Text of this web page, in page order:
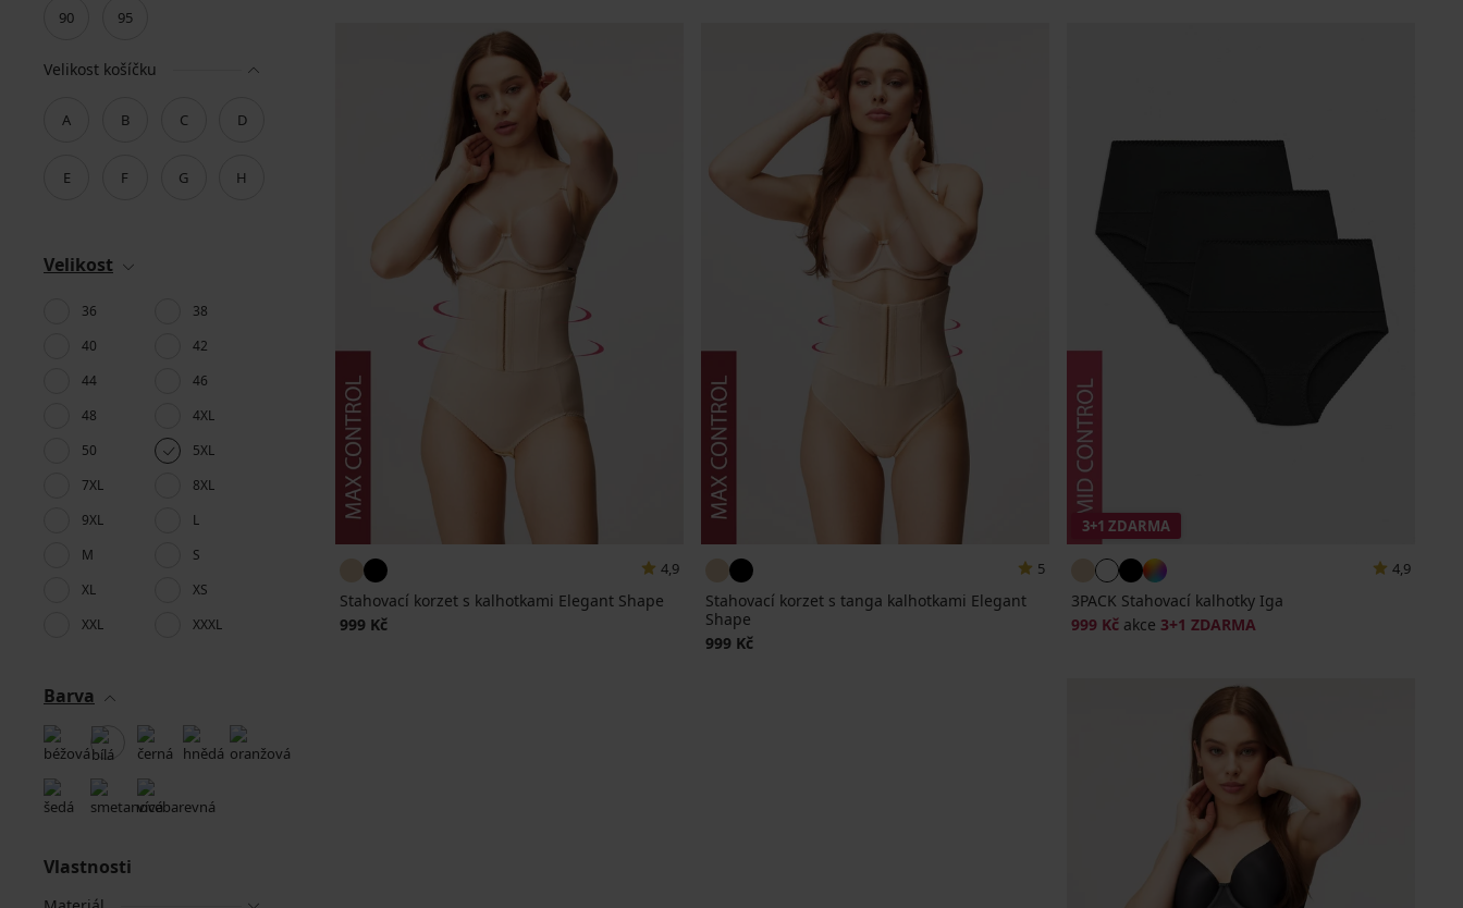
90 95
Velikost košíčku
A B C D
E F G H
Velikost
36
38
40
42
44
46
48
4XL
50
5XL
7XL
8XL
9XL
L
M
S
XL
XS
XXL
XXXL
Barva
Vlastnosti
4,9
Stahovací korzet s kalhotkami Elegant Shape
999 Kč
5
Stahovací korzet s tanga kalhotkami Elegant
Shape
999 Kč
3+1 ZDARMA
4,9
3PACK Stahovací kalhotky Iga
999 Kč akce 3+1 ZDARMA